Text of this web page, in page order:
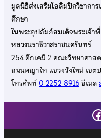
มูลนิธิส่งเสริมโอลิมปิกวิชาก
ศึกษา
ในพระอุปถัมภ์สมเด็จพระเจ้า
หลวงนราธิวาสราชนครินทร์
254 ตึกเคมี 2 คณะวิทยาศาส
ถนนพญาไท แขวงวังใหม่ เข
โทรศัพท์0 2252 8916อีเมล